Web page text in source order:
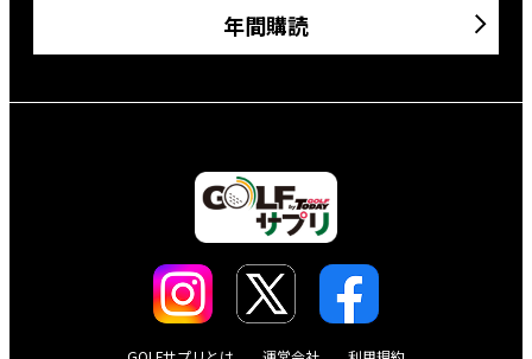
年間購読